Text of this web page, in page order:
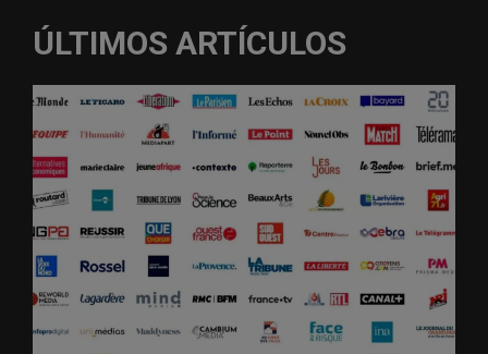
ÚLTIMOS ARTÍCULOS